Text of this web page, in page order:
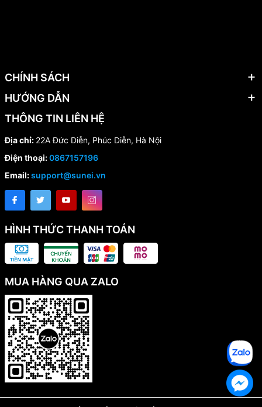
CHÍNH SÁCH
HƯỚNG DẪN
THÔNG TIN LIÊN HỆ
Địa chỉ: 22A Đức Diễn, Phúc Diễn, Hà Nội
Điện thoại:0867157196
Email:support@sunei.vn
HÌNH THỨC THANH TOÁN
MUA HÀNG QUA ZALO